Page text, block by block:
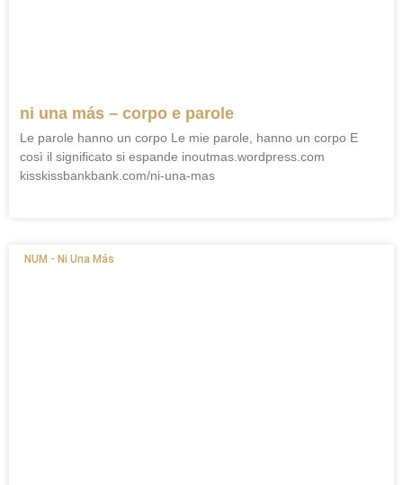
ni una más – corpo e parole
Le parole hanno un corpo Le mie parole, hanno un corpo E
così il significato si espande inoutmas.wordpress.com
kisskissbankbank.com/ni-una-mas
NUM - Ni Una Más